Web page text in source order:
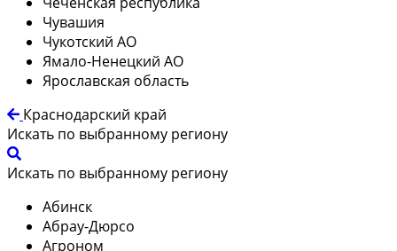
Чувашия
Чукотский АО
Ямало-Ненецкий АО
Ярославская область
Краснодарский край
Искать по выбранному региону
Искать по выбранному региону
Абинск
Абрау-Дюрсо
Агроном